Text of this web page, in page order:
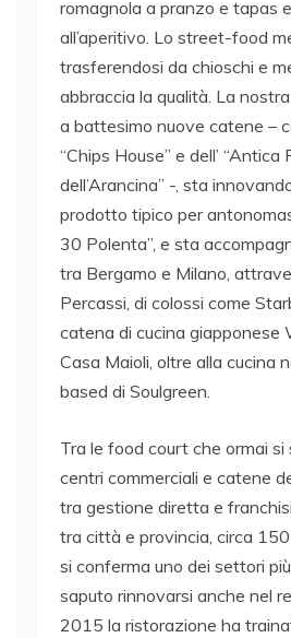
romagnola a pranzo e tapas
all’aperitivo. Lo street-food
trasferendosi da chioschi e
abbraccia la qualità. La
a battesimo nuove catene –
“Chips House” e dell’ “Antica
dell’Arancina” -, sta
prodotto tipico per
30 Polenta”, e sta
tra Bergamo e Milano,
Percassi, di colossi come
catena di cucina giapponese
Casa Maioli, oltre alla cucina
based di Soulgreen.
Tra le food court che ormai
centri commerciali e catene
tra gestione diretta e
tra città e provincia, circa
si conferma uno dei settori
saputo rinnovarsi anche nel
2015 la ristorazione ha